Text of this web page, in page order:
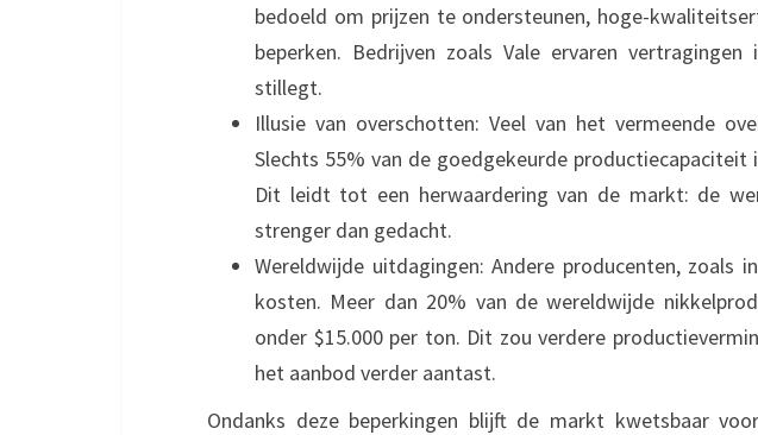
bedoeld om prijzen te ondersteunen, hoge-
beperken. Bedrijven zoals Vale ervaren
stillegt.
Illusie van overschotten: Veel van het vermeende
Slechts 55% van de goedgekeurde productiecapaciteit
Dit leidt tot een herwaardering van de markt: de
strenger dan gedacht.
Wereldwijde uitdagingen: Andere producenten, zoals
kosten. Meer dan 20% van de wereldwijde
onder $15.000 per ton. Dit zou verdere
het aanbod verder aantast.
Ondanks deze beperkingen blijft de markt kwetsbaar